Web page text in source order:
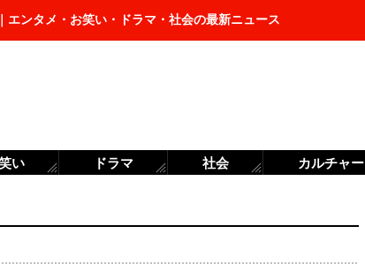
エンタメ・お笑い・ドラマ・社会の最新ニュース
い ドラマ 社会 カルチャー